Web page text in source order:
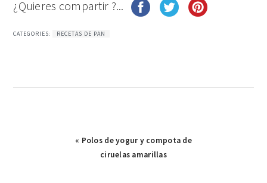
¿Quieres compartir ?...
CATEGORIES: RECETAS DE PAN
Publicación
anterior:
« Polos de yogur y compota de
ciruelas amarillas